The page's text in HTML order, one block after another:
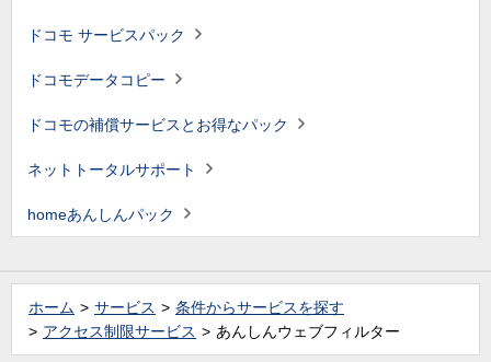
ドコモ サービスパック
ドコモデータコピー
ドコモの補償サービスとお得なパック
ネットトータルサポート
homeあんしんパック
ホーム サービス
条件からサービスを探す
アクセス制限サービス
あんしんウェブフィルター